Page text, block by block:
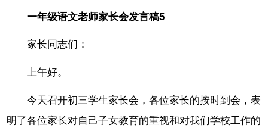
一年级语文老师家长会发言稿5
家长同志们：
上午好。
今天召开初三学生家长会，各位家长的按时到会，表
明了各位家长对自己子女教育的重视和对我们学校工作的